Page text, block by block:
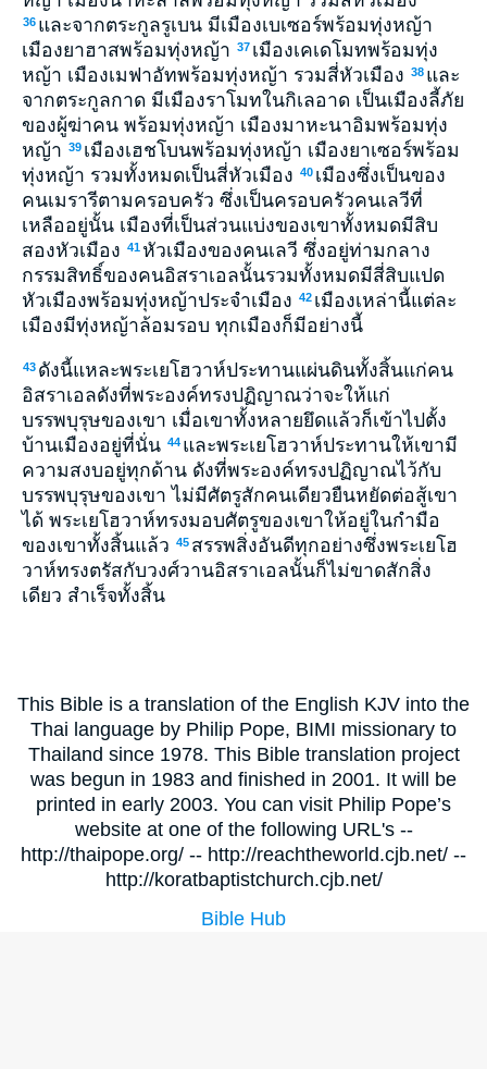
36 และจากตระกูลรูเบน มีเมืองเบเซอร์พร้อมทุ่งหญ้า
เมืองยาฮาสพร้อมทุ่งหญ้า 37 เมืองเคเดโมทพร้อมทุ่ง
หญ้า เมืองเมฟาอัทพร้อมทุ่งหญ้า รวมสี่หัวเมือง 38 และ
จากตระกูลกาด มีเมืองราโมทในกิเลอาด เป็นเมืองลี้ภัย
ของผู้ฆ่าคน พร้อมทุ่งหญ้า เมืองมาหะนาอิมพร้อมทุ่ง
หญ้า 39 เมืองเฮชโบนพร้อมทุ่งหญ้า เมืองยาเซอร์พร้อม
ทุ่งหญ้า รวมทั้งหมดเป็นสี่หัวเมือง 40 เมืองซึ่งเป็นของ
คนเมรารีตามครอบครัว ซึ่งเป็นครอบครัวคนเลวีที่
เหลืออยู่นั้น เมืองที่เป็นส่วนแบ่งของเขาทั้งหมดมีสิบ
สองหัวเมือง 41 หัวเมืองของคนเลวี ซึ่งอยู่ท่ามกลาง
กรรมสิทธิ์ของคนอิสราเอลนั้นรวมทั้งหมดมีสี่สิบแปด
หัวเมืองพร้อมทุ่งหญ้าประจำเมือง 42 เมืองเหล่านี้แต่ละ
เมืองมีทุ่งหญ้าล้อมรอบ ทุกเมืองก็มีอย่างนี้
43 ดังนี้แหละพระเยโฮวาห์ประทานแผ่นดินทั้งสิ้นแก่คน
อิสราเอลดังที่พระองค์ทรงปฏิญาณว่าจะให้แก่
บรรพบุรุษของเขา เมื่อเขาทั้งหลายยึดแล้วก็เข้าไปตั้ง
บ้านเมืองอยู่ที่นั่น 44 และพระเยโฮวาห์ประทานให้เขามี
ความสงบอยู่ทุกด้าน ดังที่พระองค์ทรงปฏิญาณไว้กับ
บรรพบุรุษของเขา ไม่มีศัตรูสักคนเดียวยืนหยัดต่อสู้เขา
ได้ พระเยโฮวาห์ทรงมอบศัตรูของเขาให้อยู่ในกำมือ
ของเขาทั้งสิ้นแล้ว 45 สรรพสิ่งอันดีทุกอย่างซึ่งพระเยโฮ
วาห์ทรงตรัสกับวงศ์วานอิสราเอลนั้นก็ไม่ขาดสักสิ่ง
เดียว สำเร็จทั้งสิ้น
This Bible is a translation of the English KJV into the
Thai language by Philip Pope, BIMI missionary to
Thailand since 1978. This Bible translation project
was begun in 1983 and finished in 2001. It will be
printed in early 2003. You can visit Philip Pope’s
website at one of the following URL's --
http://thaipope.org/ -- http://reachtheworld.cjb.net/ --
http://koratbaptistchurch.cjb.net/
Bible Hub